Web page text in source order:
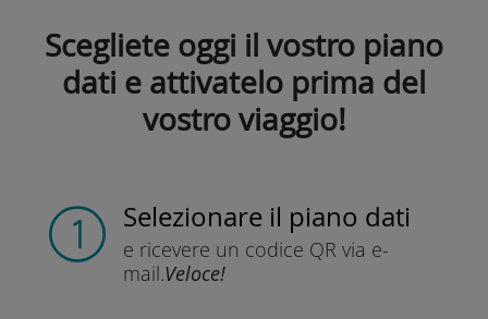
Scegliete oggi il vostro piano
dati e attivatelo prima del
vostro viaggio!
Selezionare il piano dati
e ricevere un codice QR via e-
mail.Veloce!